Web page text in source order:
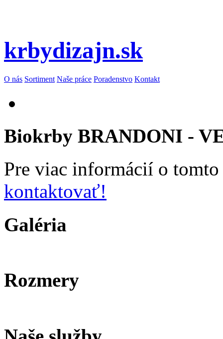
krbydizajn.sk
O nás Sortiment Naše práce Poradenstvo Kontakt
Biokrby BRANDONI -
Pre viac informácií o tomto
kontaktovať!
Galéria
Rozmery